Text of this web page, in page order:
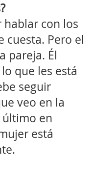
hablar con los
cuesta. Pero el
pareja. Él
que les está
seguir
veo en la
último en
está